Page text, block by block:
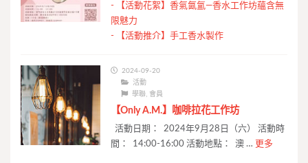
-
【活動花絮】香氣氤氳—香水工作坊蘊含無
限魅力
-
【活動推介】手工香水製作
2024-09-20
活動
學聯 會員
【Only A.M.】咖啡拉花工作坊
活動日期： 2024年9月28日（六） 活動時
間： 14:00-16:00 活動地點： 澳 … 更多